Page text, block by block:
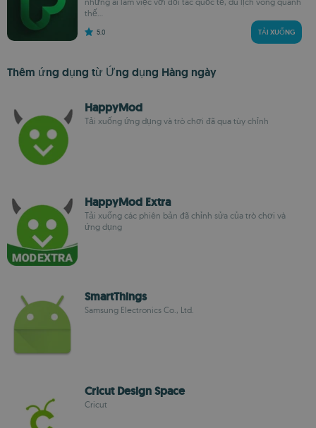
thế...
5.0 TẢI XUỐNG
Thêm ứng dụng từ Ứng dụng Hàng ngày
HappyMod
Tải xuống ứng dụng và trò chơi đã qua tùy chỉnh
HappyMod Extra
Tải xuống các phiên bản đã chỉnh sửa của trò chơi và
ứng dụng
Smart​Things
Samsung Electronics Co., Ltd.
Cricut Design Space
Cricut